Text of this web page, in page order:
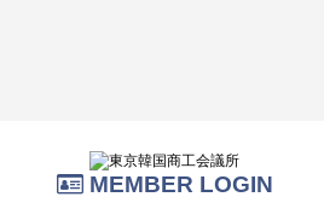
MEMBER LOGIN